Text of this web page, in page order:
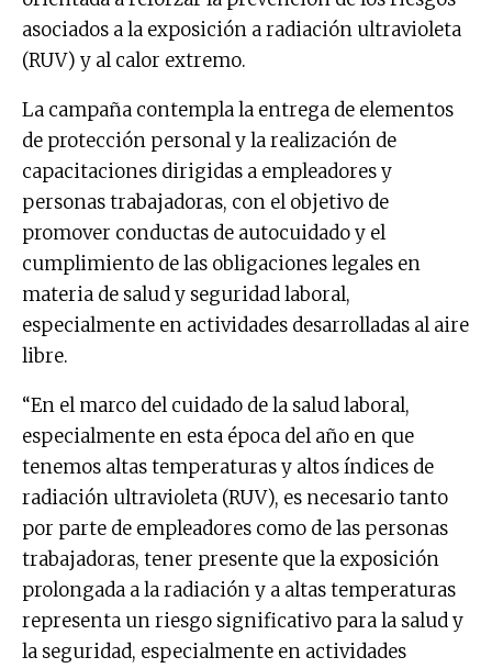
asociados a la exposición a radiación ultravioleta
(RUV) y al calor extremo.
La campaña contempla la entrega de elementos
de protección personal y la realización de
capacitaciones dirigidas a empleadores y
personas trabajadoras, con el objetivo de
promover conductas de autocuidado y el
cumplimiento de las obligaciones legales en
materia de salud y seguridad laboral,
especialmente en actividades desarrolladas al aire
libre.
“En el marco del cuidado de la salud laboral,
especialmente en esta época del año en que
tenemos altas temperaturas y altos índices de
radiación ultravioleta (RUV), es necesario tanto
por parte de empleadores como de las personas
trabajadoras, tener presente que la exposición
prolongada a la radiación y a altas temperaturas
representa un riesgo significativo para la salud y
la seguridad, especialmente en actividades